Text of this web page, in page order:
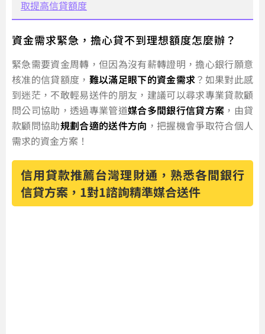
取提高信貸額度
資金需求緊急，擔心貸不到理想額度怎麼辦？
緊急需要資金周轉，但因為沒有薪轉證明，擔心銀行願意
核准的信貸額度， 難以滿足眼下的資金需求？如果對此感
到迷茫，不敢輕易送件的朋友，建議可以尋求專業貸款顧
問公司協助，透過專業管道媒合多間銀行信貸方案 ，由貸
款顧問協助規劃合適的送件方向 ，把握機會爭取符合個人
需求的資金方案！
信用貸款推薦台灣理財通，熟悉各間銀行
信貸方案，1對1諮詢精準媒合送件